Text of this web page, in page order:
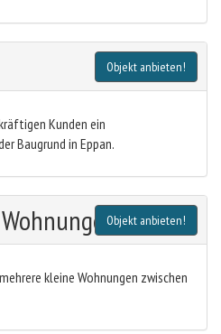
Objekt anbieten!
Kunden ein
Baugrund in Eppan.
Objekt anbieten!
kleine Wohnungen zwischen